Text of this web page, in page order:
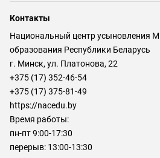
Контакты
Национальный центр усыновления
образования Республики Беларусь
г. Минск, ул. Платонова, 22
+375 (17) 352-46-54
+375 (17) 375-81-49
https://nacedu.by
Время работы:
пн-пт 9:00-17:30
перерыв: 13:00-13:30